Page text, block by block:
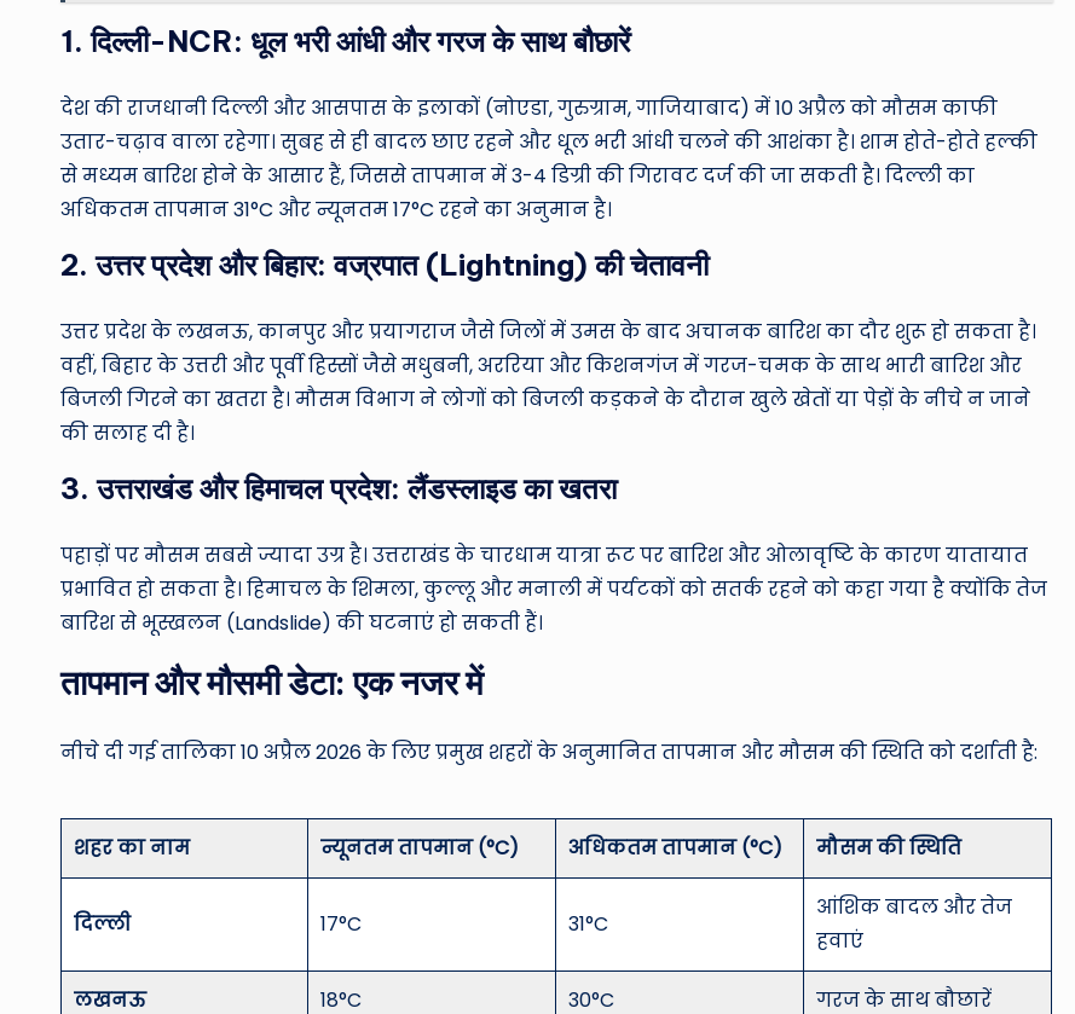
1. दिल्ली-NCR: धूल भरी आंधी और गरज के साथ बौछारें
देश की राजधानी दिल्ली और आसपास के इलाकों (नोएडा, गुरुग्राम, गाजियाबाद) में 10 अप्रैल को मौसम काफी
उतार-चढ़ाव वाला रहेगा। सुबह से ही बादल छाए रहने और धूल भरी आंधी चलने की आशंका है। शाम होते-होते हल्की
से मध्यम बारिश होने के आसार हैं, जिससे तापमान में 3-4 डिग्री की गिरावट दर्ज की जा सकती है। दिल्ली का
अधिकतम तापमान 31°C और न्यूनतम 17°C रहने का अनुमान है।
2. उत्तर प्रदेश और बिहार: वज्रपात (Lightning) की चेतावनी
उत्तर प्रदेश के लखनऊ, कानपुर और प्रयागराज जैसे जिलों में उमस के बाद अचानक बारिश का दौर शुरू हो सकता है।
वहीं, बिहार के उत्तरी और पूर्वी हिस्सों जैसे मधुबनी, अररिया और किशनगंज में गरज-चमक के साथ भारी बारिश और
बिजली गिरने का खतरा है। मौसम विभाग ने लोगों को बिजली कड़कने के दौरान खुले खेतों या पेड़ों के नीचे न जाने
की सलाह दी है।
3. उत्तराखंड और हिमाचल प्रदेश: लैंडस्लाइड का खतरा
पहाड़ों पर मौसम सबसे ज्यादा उग्र है। उत्तराखंड के चारधाम यात्रा रूट पर बारिश और ओलावृष्टि के कारण यातायात
प्रभावित हो सकता है। हिमाचल के शिमला, कुल्लू और मनाली में पर्यटकों को सतर्क रहने को कहा गया है क्योंकि तेज
बारिश से भूस्खलन (Landslide) की घटनाएं हो सकती हैं।
तापमान और मौसमी डेटा: एक नजर में
नीचे दी गई तालिका 10 अप्रैल 2026 के लिए प्रमुख शहरों के अनुमानित तापमान और मौसम की स्थिति को दर्शाती है:
शहर का नाम न्यूनतम तापमान (°C) अधिकतम तापमान (°C) मौसम की स्थिति
दिल्ली 17°C 31°C
आंशिक बादल और तेज
हवाएं
लखनऊ 18°C 30°C गरज के साथ बौछारें